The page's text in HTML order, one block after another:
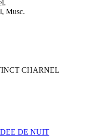
Musc.
CHARNEL